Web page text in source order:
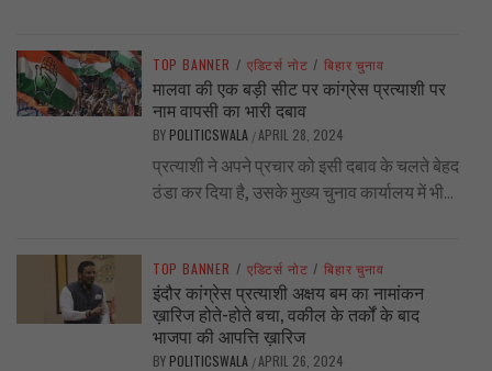
TOP BANNER / एडिटर्स नोट / बिहार चुनाव
मालवा की एक बड़ी सीट पर कांग्रेस प्रत्याशी पर
नाम वापसी का भारी दबाव
BY POLITICSWALA /APRIL 28, 2024
प्रत्याशी ने अपने प्रचार को इसी दबाव के चलते बेहद
ठंडा कर दिया है, उसके मुख्य चुनाव कार्यालय में भी...
TOP BANNER / एडिटर्स नोट / बिहार चुनाव
इंदौर कांग्रेस प्रत्याशी अक्षय बम का नामांकन
ख़ारिज होते-होते बचा, वकील के तर्कों के बाद
भाजपा की आपत्ति ख़ारिज
BY POLITICSWALA /APRIL 26, 2024